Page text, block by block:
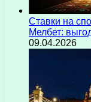
Ставки на
Мелбет:
09.04.2026